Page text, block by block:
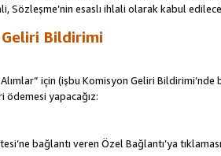
Sözleşme’nin esaslı ihlali olarak kabul
Bildirimi
için (işbu Komisyon Geliri
ödemesi yapacağız:
bağlantı veren Özel Bağlantı’ya